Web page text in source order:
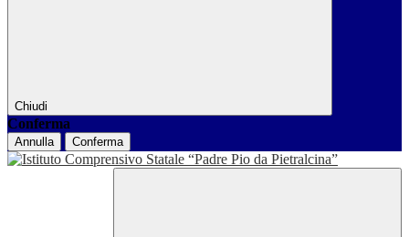
Chiudi
Conferma
Annulla Conferma